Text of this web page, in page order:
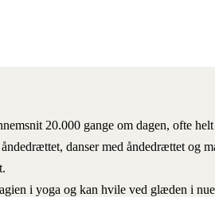
20.000 gange om dagen, ofte
danser med åndedrættet og
i yoga og kan hvile ved glæden i